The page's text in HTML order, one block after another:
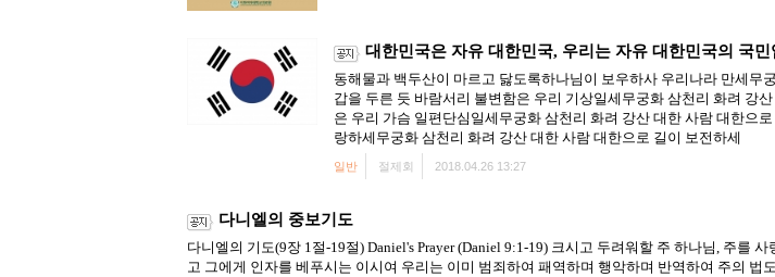
대한민국은 자유 대한민국, 우리는 자유 대한민국의 국민
동해물과 백두산이 마르고 닳도록하나님이 보우하사 우리나라 만세무
갑을 두른 듯 바람서리 불변함은 우리 기상일세무궁화 삼천리 화려 강
은 우리 가슴 일편단심일세무궁화 삼천리 화려 강산 대한 사람 대한으
랑하세무궁화 삼천리 화려 강산 대한 사람 대한으로 길이 보전하세
일반 절제회 2018.04.26 13:27
다니엘의 중보기도
다니엘의 기도(9장 1절-19절) Daniel's Prayer (Daniel 9:1-19) 크시고 두려워할 주 하나님, 주를
고 그에게 인자를 베푸시는 이시여 우리는 이미 범죄하여 패역하며 행악하며 반역하여 주의 법